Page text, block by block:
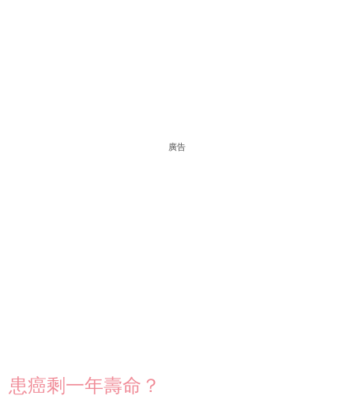
廣告
患癌剩一年壽命？